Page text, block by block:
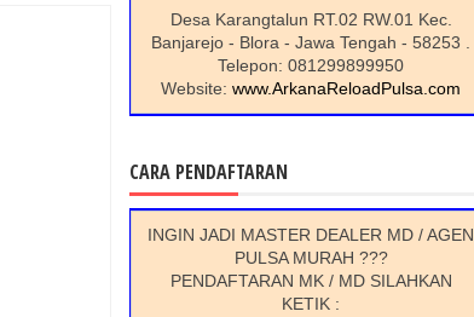
Desa Karangtalun RT.02 RW.01 Kec.
Banjarejo - Blora - Jawa Tengah - 58253 .
Telepon: 081299899950
Website: www.ArkanaReloadPulsa.com
CARA PENDAFTARAN
INGIN JADI MASTER DEALER MD / AGEN
PULSA MURAH ???
PENDAFTARAN MK / MD SILAHKAN
KETIK :